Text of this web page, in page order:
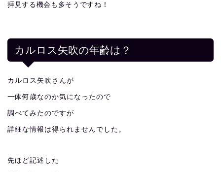
拝見する機会も多そうですね！
カルロス矢吹の年齢は？
カルロス矢吹さんが
一体何歳なのか気になったので
調べてみたのですが
詳細な情報は得られませんでした。
先ほど記述した